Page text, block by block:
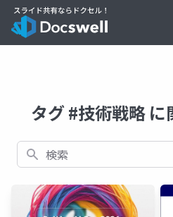
タグ #技術戦略
検索